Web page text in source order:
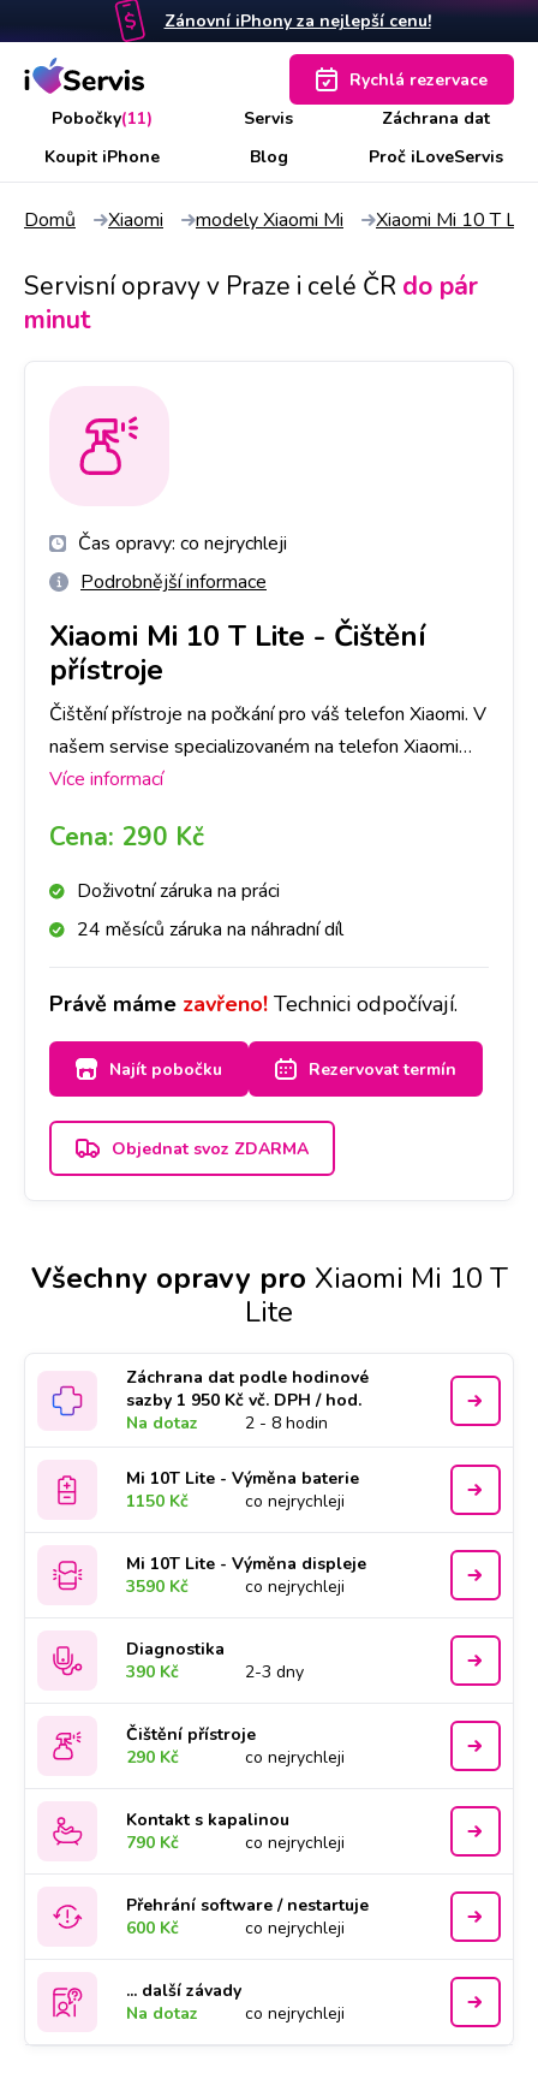
Zánovní iPhony za nejlepší cenu!
Pobočky(11) Servis
Záchrana dat
Koupit iPhone
Blog Proč iLoveServis
Rychlá rezervace
Domů Xiaomi modely Xiaomi Mi Xiaomi Mi 10 T Lite
Servisní opravy v Praze i celé ČR do pár
minut
Čas opravy: co nejrychleji
Podrobnější informace
Xiaomi Mi 10 T Lite - Čištění
přístroje
Čištění přístroje na počkání pro váš telefon Xiaomi. V
našem servise specializovaném na telefon Xiaomi
opravíme jakoukoli závadu rychle a na počkání. Na
sklady dílů, tak abyste ještě DNES měli svůj telefon
Xiaomi opravený v Praze, Brně, Ostravě, Olomouci,
Liberci a Českých Budějovicích.
Více informací
Cena: 290 Kč
Doživotní záruka na práci
24 měsíců záruka na náhradní díl
Právě máme zavřeno! Technici odpočívají.
Najít pobočku Rezervovat termín
Objednat svoz ZDARMA
Všechny opravy pro Xiaomi Mi 10 T
Lite
Záchrana dat podle hodinové
sazby 1 950 Kč vč. DPH / hod.
Na dotaz
2 - 8 hodin
Mi 10T Lite - Výměna baterie
1150 Kč
co nejrychleji
Mi 10T Lite - Výměna displeje
3590 Kč
co nejrychleji
Diagnostika
390 Kč
2-3 dny
Čištění přístroje
290 Kč
co nejrychleji
Kontakt s kapalinou
790 Kč
co nejrychleji
Přehrání software / nestartuje
600 Kč
co nejrychleji
... další závady
Na dotaz
co nejrychleji